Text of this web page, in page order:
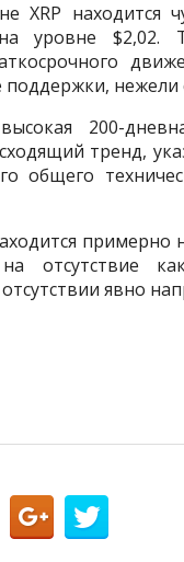
XRP находится
уровне $2,02.
поддержки, нежели
200-
тренд,
общего
примерно
отсутствие
явно